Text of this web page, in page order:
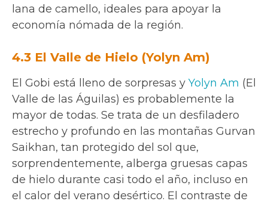
lana de camello, ideales para apoyar la
economía nómada de la región.
4.3 El Valle de Hielo (Yolyn Am)
El Gobi está lleno de sorpresas y Yolyn Am (El
Valle de las Águilas) es probablemente la
mayor de todas. Se trata de un desfiladero
estrecho y profundo en las montañas Gurvan
Saikhan, tan protegido del sol que,
sorprendentemente, alberga gruesas capas
de hielo durante casi todo el año, incluso en
el calor del verano desértico. El contraste de